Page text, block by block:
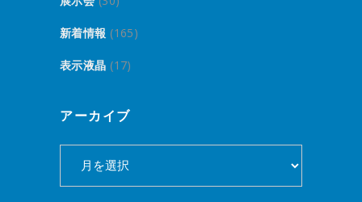
新着情報 (165)
表示液晶 (17)
アーカイブ